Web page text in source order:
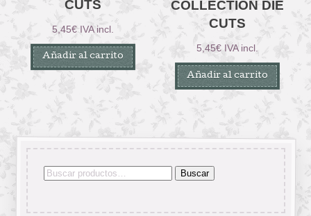
CUTS
5,45€ IVA incl.
Añadir al carrito
COLLECTION DIE
CUTS
5,45€ IVA incl.
Añadir al carrito
Buscar
Buscar